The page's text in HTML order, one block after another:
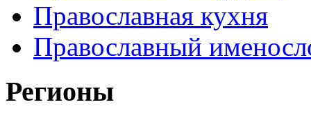
Православная кухня
Православный
Регионы